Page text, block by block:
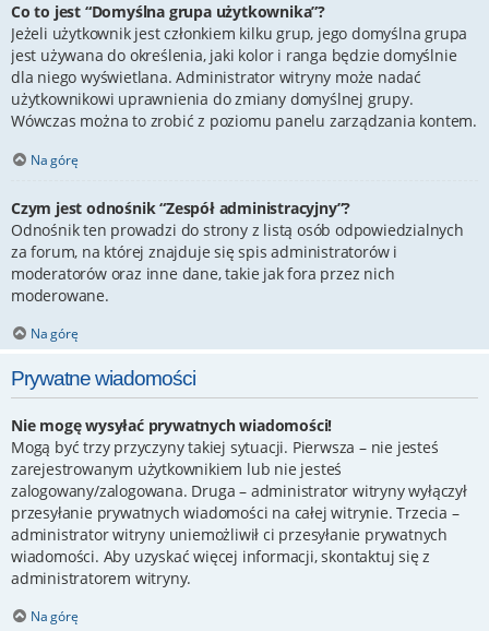
Co to jest “Domyślna grupa użytkownika”?
Jeżeli użytkownik jest członkiem kilku grup, jego domyślna grupa
jest używana do określenia, jaki kolor i ranga będzie domyślnie
dla niego wyświetlana. Administrator witryny może nadać
użytkownikowi uprawnienia do zmiany domyślnej grupy.
Wówczas można to zrobić z poziomu panelu zarządzania kontem.
Na górę
Czym jest odnośnik “Zespół administracyjny”?
Odnośnik ten prowadzi do strony z listą osób odpowiedzialnych
za forum, na której znajduje się spis administratorów i
moderatorów oraz inne dane, takie jak fora przez nich
moderowane.
Na górę
Prywatne wiadomości
Nie mogę wysyłać prywatnych wiadomości!
Mogą być trzy przyczyny takiej sytuacji. Pierwsza – nie jesteś
zarejestrowanym użytkownikiem lub nie jesteś
zalogowany/zalogowana. Druga – administrator witryny wyłączył
przesyłanie prywatnych wiadomości na całej witrynie. Trzecia –
administrator witryny uniemożliwił ci przesyłanie prywatnych
wiadomości. Aby uzyskać więcej informacji, skontaktuj się z
administratorem witryny.
Na górę